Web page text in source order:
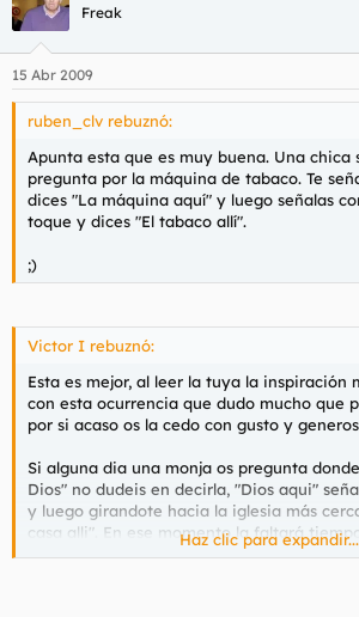
Freak
15 Abr 2009
ruben_clv rebuznó:
Apunta esta que es muy buena. Una chica
pregunta por la máquina de tabaco. Te
dices "La máquina aquí" y luego señalas
toque y dices "El tabaco allí".
;)
Victor I rebuznó:
Esta es mejor, al leer la tuya la inspiración
con esta ocurrencia que dudo mucho que
por si acaso os la cedo con gusto y
Si alguna dia una monja os pregunta
Dios" no dudeis en decirla, "Dios aqui"
y luego girandote hacia la iglesia más
casa alli". En ese momento la faltará
velluda e inmaculada flor. Buen provecho
Haz clic para expandir...